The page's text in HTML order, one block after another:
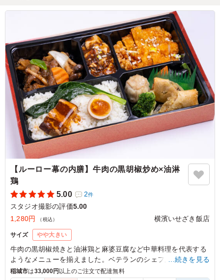
【ルーロー幕の内膳】牛肉の黒胡椒炒め×油淋
鶏
5.00
2件
スタジオ撮影の評価5.00
1,280円
（税込） 横濱いせざき飯店
サイズ やや大きい
牛肉の黒胡椒焼きと油淋鶏と麻婆豆腐など中華料理を代表する
ようなメニューを揃えました。ベテランのシェフが腕を振るっ
た絶品中華をお楽しみください。
…続きを見る
稲城市は33,000円 以上のご注文で配達無料